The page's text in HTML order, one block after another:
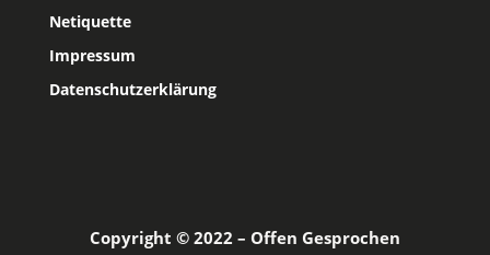
Netiquette
Impressum
Datenschutzerklärung
Copyright © 2022 – Offen Gesprochen